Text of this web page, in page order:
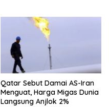
Qatar Sebut Damai AS-Iran
Menguat, Harga Migas Dunia
Langsung Anjlok 2%